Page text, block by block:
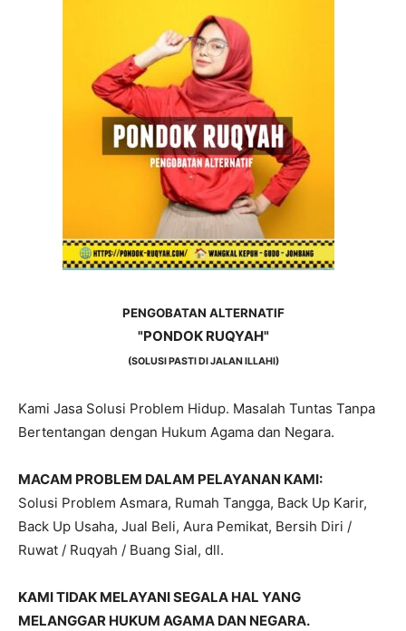
PENGOBATAN ALTERNATIF
"PONDOK RUQYAH"
(SOLUSI PASTI DI JALAN ILLAHI)
Kami Jasa Solusi Problem Hidup. Masalah Tuntas Tanpa
Bertentangan dengan Hukum Agama dan Negara.
MACAM PROBLEM DALAM PELAYANAN KAMI:
Solusi Problem Asmara, Rumah Tangga, Back Up Karir,
Back Up Usaha, Jual Beli, Aura Pemikat, Bersih Diri /
Ruwat / Ruqyah / Buang Sial, dll.
KAMI TIDAK MELAYANI SEGALA HAL YANG
MELANGGAR HUKUM AGAMA DAN NEGARA.